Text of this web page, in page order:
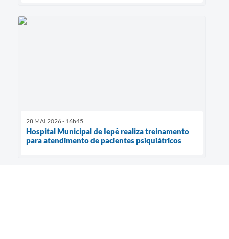
28 MAI 2026 - 16h45
Hospital Municipal de Iepê realiza treinamento
para atendimento de pacientes psiquiátricos